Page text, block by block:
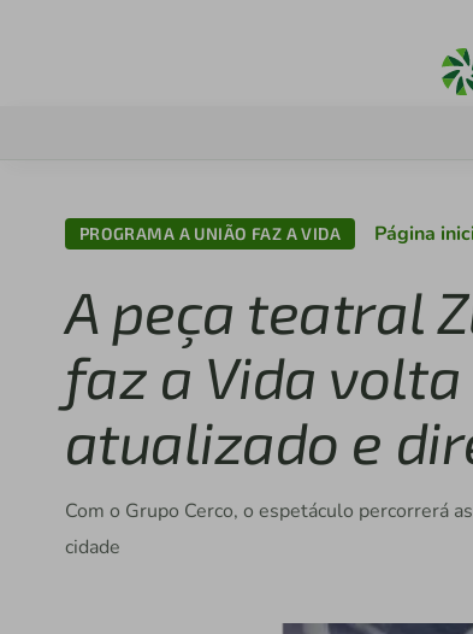
PROGRAMA A UNIÃO FAZ A VIDA Página
A peça teatral
faz a Vida
atualizado e
Com o Grupo Cerco, o espetáculo percorrerá
cidade